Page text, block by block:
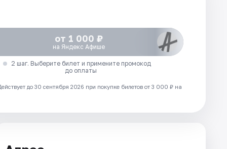
от 1 000 ₽
на Яндекс Афише
2 шаг. Выберите билет и примените промокод
до оплаты
до 30 сентября 2026 при покупке билетов от 3 000 ₽ на